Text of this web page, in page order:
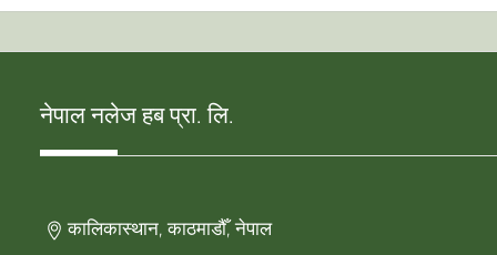
नेपाल नलेज हब प्रा. लि.
कालिकास्थान, काठमाडौँ, नेपाल